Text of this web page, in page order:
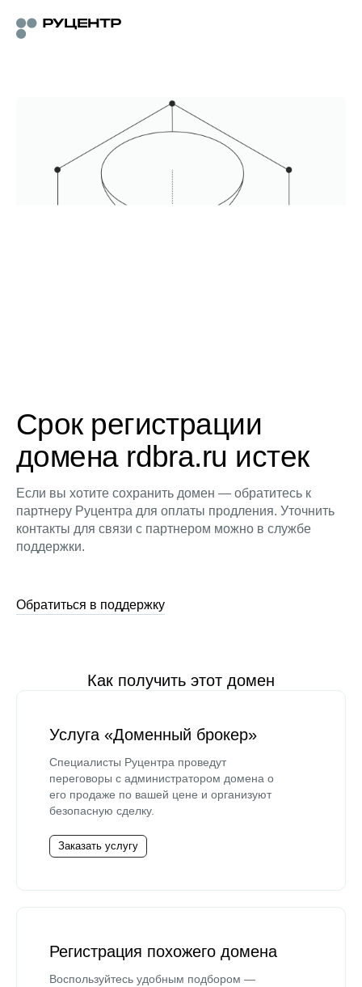
Срок регистрации
домена rdbra.ru истек
Если вы хотите сохранить домен — обратитесь к
партнеру Руцентра для оплаты продления. Уточнить
контакты для связи с партнером можно в службе
поддержки.
Обратиться в поддержку
Как получить этот домен
Услуга «Доменный брокер»
Специалисты Руцентра проведут
переговоры с администратором домена о
его продаже по вашей цене и организуют
безопасную сделку.
Заказать услугу
Регистрация похожего домена
Воспользуйтесь удобным подбором —